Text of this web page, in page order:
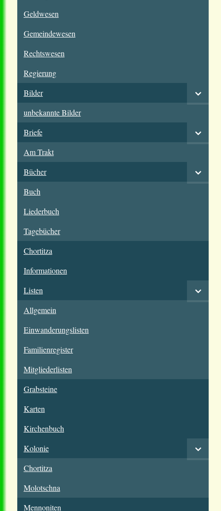
Geldwesen
Gemeindewesen
Rechtswesen
Regierung
Bilder
unbekannte Bilder
Briefe
Am Trakt
Bücher
Buch
Liederbuch
Tagebücher
Chortitza
Informationen
Listen
Allgemein
Einwanderungslisten
Familienregister
Mitgliederlisten
Grabsteine
Karten
Kirchenbuch
Kolonie
Chortitza
Molotschna
Mennoniten